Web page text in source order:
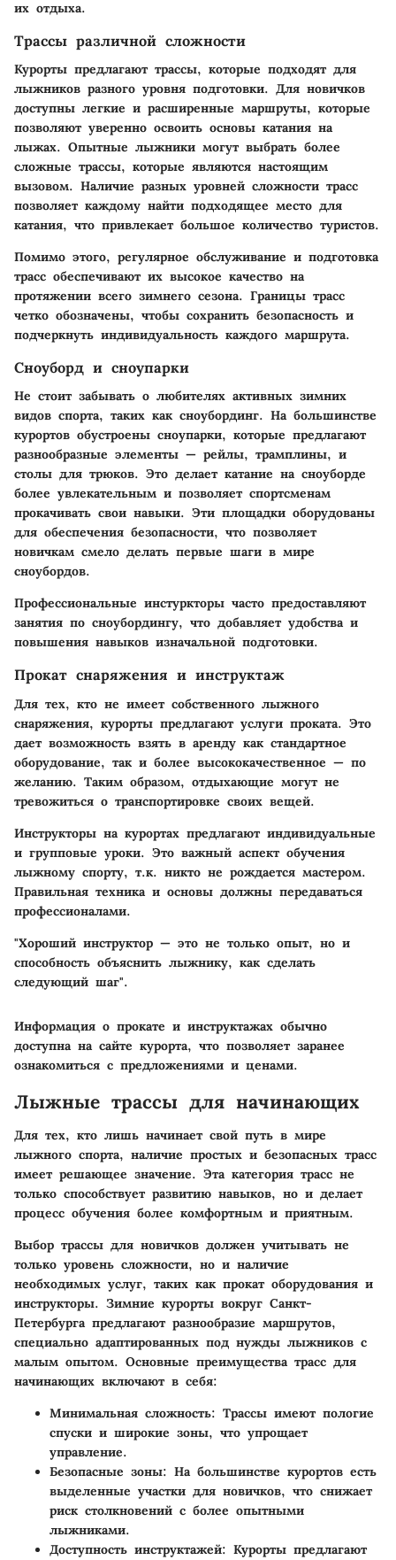
их отдыха.
Трассы различной сложности
Курорты предлагают трассы, которые подходят для
лыжников разного уровня подготовки. Для новичков
доступны легкие и расширенные маршруты, которые
позволяют уверенно освоить основы катания на
лыжах. Опытные лыжники могут выбрать более
сложные трассы, которые являются настоящим
вызовом. Наличие разных уровней сложности трасс
позволяет каждому найти подходящее место для
катания, что привлекает большое количество туристов.
Помимо этого, регулярное обслуживание и подготовка
трасс обеспечивают их высокое качество на
протяжении всего зимнего сезона. Границы трасс
четко обозначены, чтобы сохранить безопасность и
подчеркнуть индивидуальность каждого маршрута.
Сноуборд и сноупарки
Не стоит забывать о любителях активных зимних
видов спорта, таких как сноубординг. На большинстве
курортов обустроены сноупарки, которые предлагают
разнообразные элементы — рейлы, трамплины, и
столы для трюков. Это делает катание на сноуборде
более увлекательным и позволяет спортсменам
прокачивать свои навыки. Эти площадки оборудованы
для обеспечения безопасности, что позволяет
новичкам смело делать первые шаги в мире
сноубордов.
Профессиональные инстуркторы часто предоставляют
занятия по сноубордингу, что добавляет удобства и
повышения навыков изначальной подготовки.
Прокат снаряжения и инструктаж
Для тех, кто не имеет собственного лыжного
снаряжения, курорты предлагают услуги проката. Это
дает возможность взять в аренду как стандартное
оборудование, так и более высококачественное — по
желанию. Таким образом, отдыхающие могут не
тревожиться о транспортировке своих вещей.
Инструкторы на курортах предлагают индивидуальные
и групповые уроки. Это важный аспект обучения
лыжному спорту, т.к. никто не рождается мастером.
Правильная техника и основы должны передаваться
профессионалами.
"Хороший инструктор — это не только опыт, но и
способность объяснить лыжнику, как сделать
следующий шаг".
Информация о прокате и инструктажах обычно
доступна на сайте курорта, что позволяет заранее
ознакомиться с предложениями и ценами.
Лыжные трассы для начинающих
Для тех, кто лишь начинает свой путь в мире
лыжного спорта, наличие простых и безопасных трасс
имеет решающее значение. Эта категория трасс не
только способствует развитию навыков, но и делает
процесс обучения более комфортным и приятным.
Выбор трассы для новичков должен учитывать не
только уровень сложности, но и наличие
необходимых услуг, таких как прокат оборудования и
инструкторы. Зимние курорты вокруг Санкт-
Петербурга предлагают разнообразие маршрутов,
специально адаптированных под нужды лыжников с
малым опытом. Основные преимущества трасс для
начинающих включают в себя:
Минимальная сложность: Трассы имеют пологие
спуски и широкие зоны, что упрощает
управление.
Безопасные зоны: На большинстве курортов есть
выделенные участки для новичков, что снижает
риск столкновений с более опытными
лыжниками.
Доступность инструктажей: Курорты предлагают